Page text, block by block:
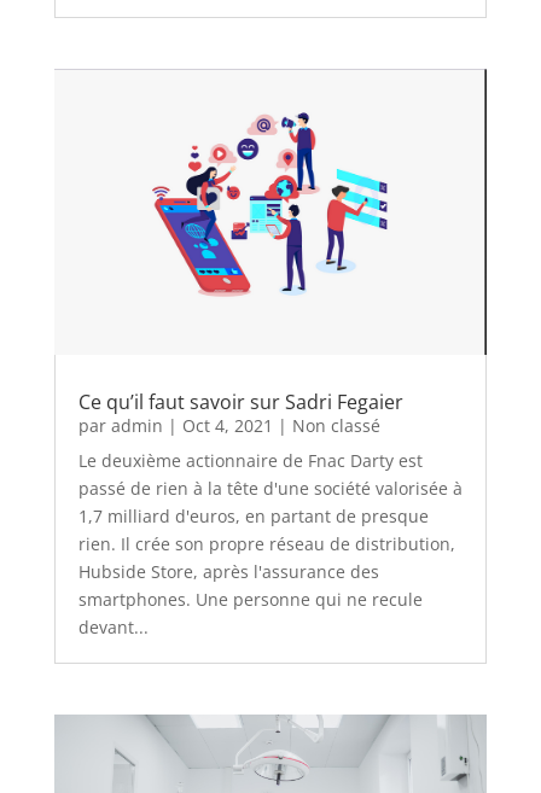
Ce qu’il faut savoir sur Sadri Fegaier
par admin | Oct 4, 2021 | Non classé
Le deuxième actionnaire de Fnac Darty est
passé de rien à la tête d'une société valorisée à
1,7 milliard d'euros, en partant de presque
rien. Il crée son propre réseau de distribution,
Hubside Store, après l'assurance des
smartphones. Une personne qui ne recule
devant...